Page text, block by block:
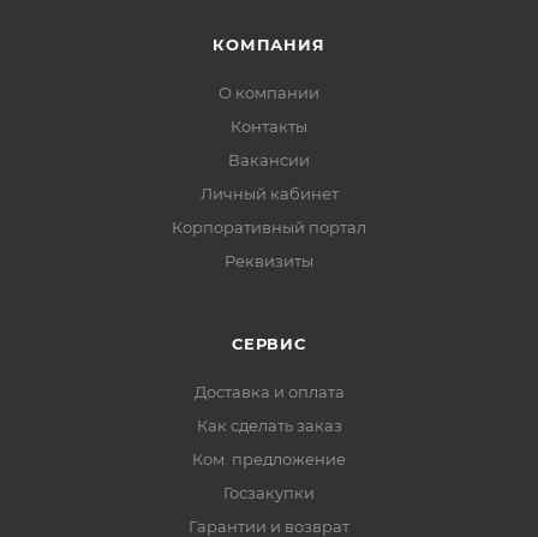
КОМПАНИЯ
О компании
Контакты
Вакансии
Личный кабинет
Корпоративный портал
Реквизиты
СЕРВИС
Доставка и оплата
Как сделать заказ
Ком. предложение
Госзакупки
Гарантии и возврат